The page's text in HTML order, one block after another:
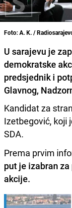
Foto: A. K. /
U sarajevu je
demokratske
predsjednik i
Glavnog,
Kandidat za
Izetbegović, koji
SDA.
Prema prvim
put je izabran
akcije.